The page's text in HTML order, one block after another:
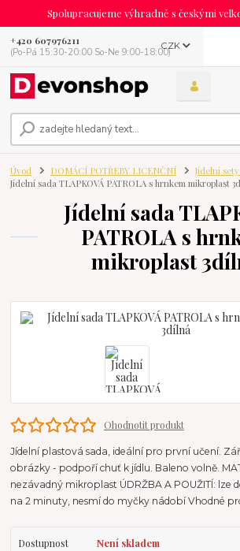
Spolupracujeme výhradně s českými
CZK
+420 607976211
(Po-Pá 15:30-20:00 So-Ne 9:00-18:00)
Úvod DOMÁCÍ POTŘEBY LICENČNÍ
Jídelní
Jídelní sada TLAPKOVÁ PATROLA s hrnkem mikroplast
Jídelní sada
PATROLA s
mikroplast
Ohodnotit produkt
Jídelní plastová sada, ideální pro první učení.
obrázky - podpoří chuť k jídlu. Baleno volně.
nezávadný mikroplast ÚDRŽBA A POUŽITÍ: lze
na 2 minuty, nesmí do myčky nádobí Vhodné
Dostupnost Není skladem